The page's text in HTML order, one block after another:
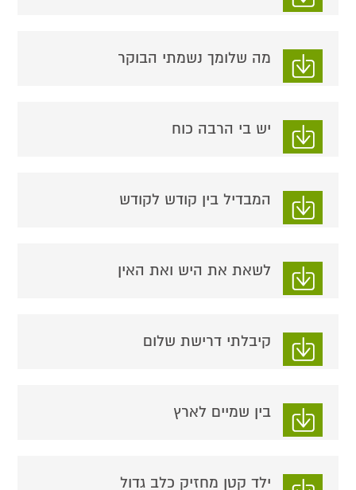
מה שלומך נשמתי הבוקר
יש בי הרבה כוח
המבדיל בין קודש לקודש
לשאת את היש ואת האין
קיבלתי דרישת שלום
בין שמיים לארץ
ילד קטן מחזיק כלב גדול